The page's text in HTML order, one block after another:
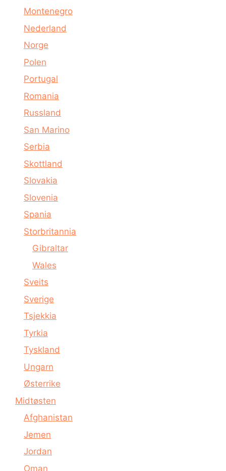
Montenegro
Nederland
Norge
Polen
Portugal
Romania
Russland
San Marino
Serbia
Skottland
Slovakia
Slovenia
Spania
Storbritannia
Gibraltar
Wales
Sveits
Sverige
Tsjekkia
Tyrkia
Tyskland
Ungarn
Østerrike
Midtøsten
Afghanistan
Jemen
Jordan
Oman